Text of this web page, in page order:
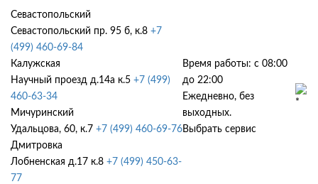
Севастопольский
Севастопольский пр. 95 б, к.8 +7
(499) 460-69-84
Калужская
Научный проезд д.14а к.5 +7 (499)
460-63-34
Мичуринский
Удальцова, 60, к.7 +7 (499) 460-69-76
Дмитровка
Лобненская д.17 к.8 +7 (499) 450-63-
77
Время работы: с 08:00
до 22:00
Ежедневно, без
выходных.
Выбрать сервис